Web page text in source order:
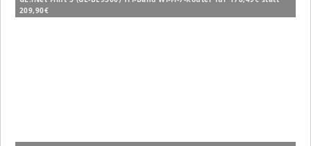
209,90€